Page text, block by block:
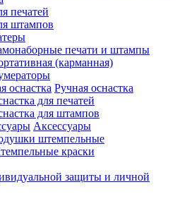
печатей
штампов
печати и штампы
(карманная)
Ручная оснастка
для печатей
для штампов
Аксессуары
штемпельные
краски
защиты и личной